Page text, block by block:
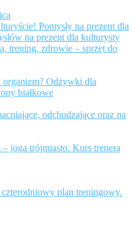
Pomysły na prezent dla
na prezent dla kulturysty
trening, zdrowie – sprzęt do
organizm? Odżywki dla
białkowe
odchudzające oraz na
joga trójmiasto. Kurs trenera
plan treningowy.